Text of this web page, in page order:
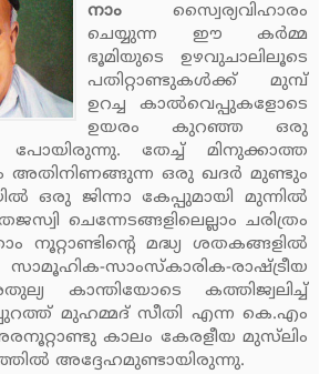
നാം സ്വൈര്യവിഹാരം
ചെയ്യുന്ന ഈ കര്‍മ്മ
ഭൂമിയുടെ ഉഴവുചാലിലൂടെ
പതിറ്റാണ്ടുകള്‍ക്ക് മുമ്പ്
ഉറച്ച കാല്‍വെപ്പുകളോടെ
ഉയരം കുറഞ്ഞ ഒരു
തേച്ച് മിനുക്കാത്ത
അതിനിണങ്ങുന്ന ഒരു ഖദര്‍ മുണ്ടും
ഒരു ജിന്നാ കേപ്പുമായി മുന്നില്‍
ചെന്നേടങ്ങളിലെല്ലാം ചരിത്രം
നൂറ്റാണ്ടിന്റെ മദ്ധ്യ ശതകങ്ങളില്‍
സാംസ്‌കാരിക-രാഷ്ട്രീയ
കാന്തിയോടെ കത്തിജ്വലിച്ച്
മുഹമ്മദ് സീതി എന്ന കെ.എം
കാലം കേരളീയ മുസ്‌ലിം
അദ്ദേഹമുണ്ടായിരുന്നു.